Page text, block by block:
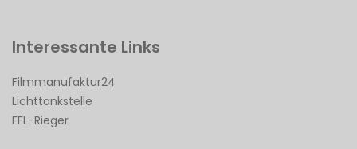
Interessante Links
Filmmanufaktur24
Lichttankstelle
FFL-Rieger